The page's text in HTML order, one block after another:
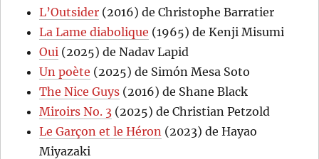
L’Outsider (2016) de Christophe Barratier
La Lame diabolique (1965) de Kenji Misumi
Oui (2025) de Nadav Lapid
Un poète (2025) de Simón Mesa Soto
The Nice Guys (2016) de Shane Black
Miroirs No. 3 (2025) de Christian Petzold
Le Garçon et le Héron (2023) de Hayao
Miyazaki